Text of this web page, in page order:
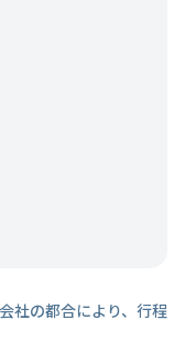
社の都合により、行程